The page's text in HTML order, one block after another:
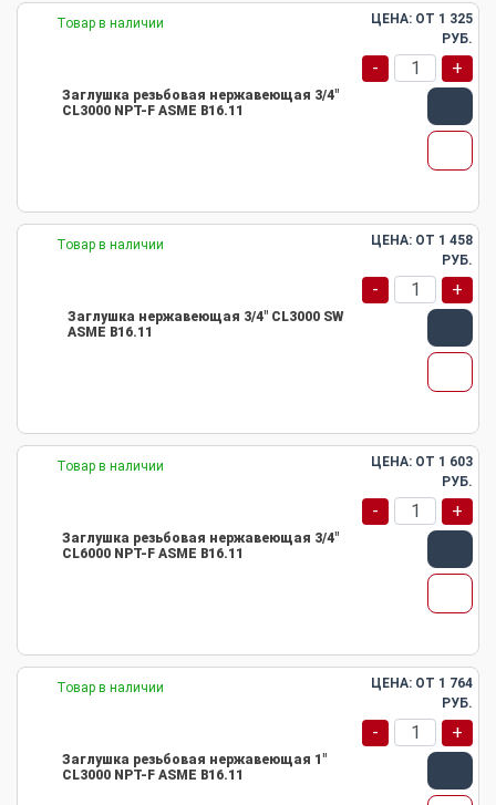
Товар в наличии
Заглушка резьбовая нержавеющая 3/4"
CL3000 NPT-F ASME B16.11
ЦЕНА: ОТ 1 325
РУБ.
- +
Товар в наличии
Заглушка нержавеющая 3/4" CL3000 SW
ASME B16.11
ЦЕНА: ОТ 1 458
РУБ.
- +
Товар в наличии
Заглушка резьбовая нержавеющая 3/4"
CL6000 NPT-F ASME B16.11
ЦЕНА: ОТ 1 603
РУБ.
- +
Товар в наличии
Заглушка резьбовая нержавеющая 1"
CL3000 NPT-F ASME B16.11
ЦЕНА: ОТ 1 764
РУБ.
- +